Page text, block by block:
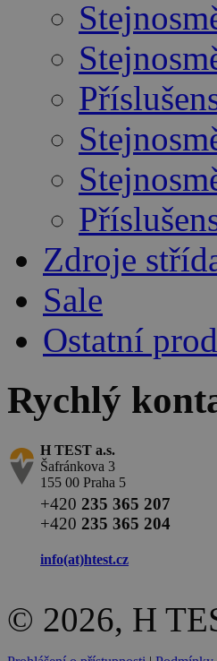
Zdroje
Sale
Ostatní
Rychlý
H TEST a.s.
Šafránkova 3
155 00 Praha 5
+420 235 365 207
+420 235 365 204
info(at)htest.cz
© 2026, H